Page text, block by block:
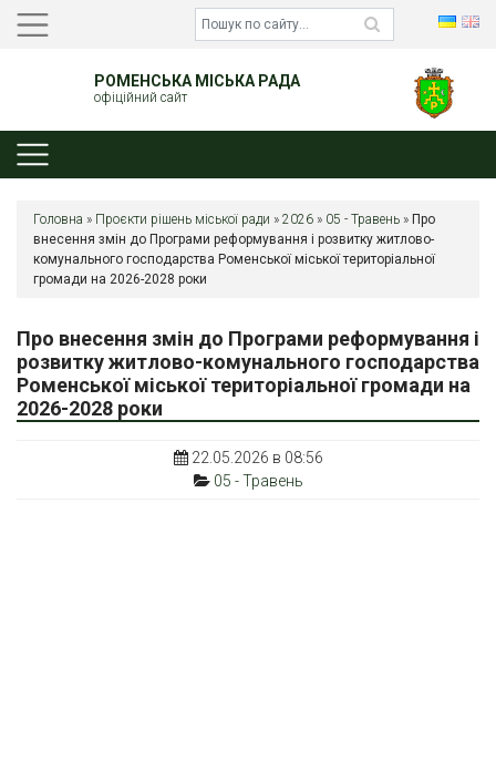
РОМЕНСЬКА МІСЬКА РАДА
офіційний сайт
Головна » Проєкти рішень міської ради » 2026 » 05 - Травень » Про
внесення змін до Програми реформування і розвитку житлово-
комунального господарства Роменської міської територіальної
громади на 2026-2028 роки
Про внесення змін до Програми реформування і
розвитку житлово-комунального господарства
Роменської міської територіальної громади на
2026-2028 роки
22.05.2026 в 08:56
05 - Травень